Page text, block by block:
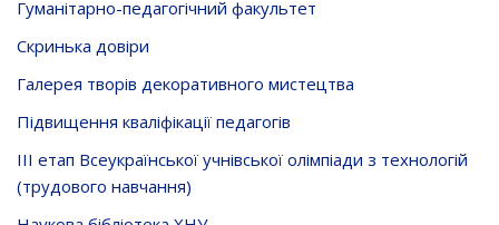
Гуманітарно-педагогічний факультет
Скринька довiри
Галерея творів декоративного мистецтва
Підвищення кваліфікації педагогів
ІІІ етап Всеукраїнської учнівської олімпіади з технологій
(трудового навчання)